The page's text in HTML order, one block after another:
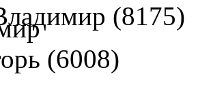
(8175)
(6008)